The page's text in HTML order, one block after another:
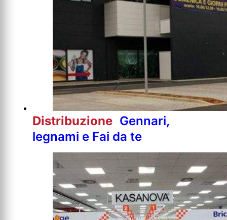
Distribuzione Gennari,
legnami e Fai da te